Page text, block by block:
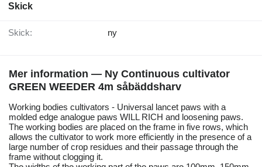
Skick
Skick: ny
Mer information — Ny Continuous cultivator
GREEN WEEDER 4m såbäddsharv
Working bodies cultivators - Universal lancet paws with a
molded edge analogue paws WILL RICH and loosening paws.
The working bodies are placed on the frame in five rows, which
allows the cultivator to work more efficiently in the presence of a
large number of crop residues and their passage through the
frame without clogging it.